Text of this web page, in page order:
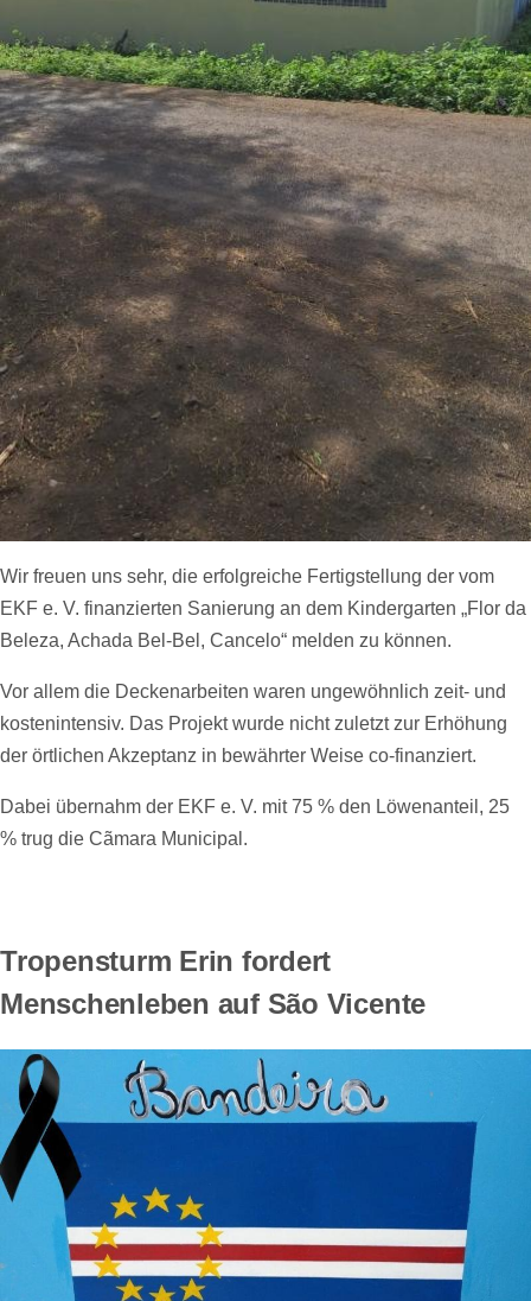
Wir freuen uns sehr, die erfolgreiche Fertigstellung der vom
EKF e. V. finanzierten Sanierung an dem Kindergarten „Flor da
Beleza, Achada Bel-Bel, Cancelo“ melden zu können.
Vor allem die Deckenarbeiten waren ungewöhnlich zeit- und
kostenintensiv. Das Projekt wurde nicht zuletzt zur Erhöhung
der örtlichen Akzeptanz in bewährter Weise co-finanziert.
Dabei übernahm der EKF e. V. mit 75 % den Löwenanteil, 25
% trug die Cãmara Municipal.
Tropensturm Erin fordert
Menschenleben auf São Vicente